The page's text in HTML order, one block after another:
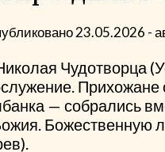
23.05.2026 -
Чудотворца
Прихожане
— собрались
Божественную